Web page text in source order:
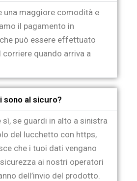
una maggiore comodità e
il pagamento in
può essere effettuato
quando arriva a
sono al sicuro?
se guardi in alto a sinistra
del lucchetto con https,
che i tuoi dati vengano
ai nostri operatori
dell’invio del prodotto.